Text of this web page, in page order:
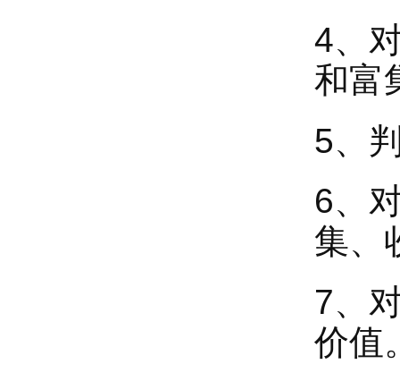
4、
和富
5、
6、
集、
7、
价值